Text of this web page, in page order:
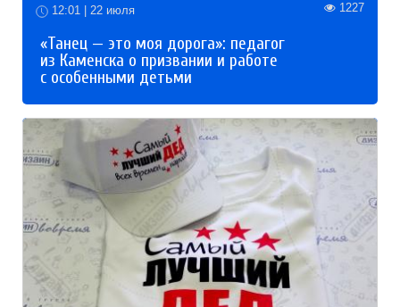
12:01 | 22 июля 1227
«Танец — это моя дорога»: педагог
из Каменска о призвании и работе
с особенными детьми